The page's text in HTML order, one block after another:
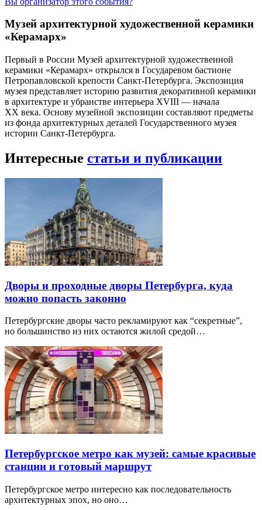
Музей архитектурной художественной керамики
«Керамарх»
Первый в России Музей архитектурной художественной
керамики «Керамарх» открылся в Государевом бастионе
Петропавловской крепости Санкт-Петербурга. Экспозиция
музея представляет историю развития декоративной керамики
в архитектуре и убранстве интерьера XVIII — начала
ХХ века. Основу музейной экспозиции составляют предметы
из фонда архитектурных деталей Государственного музея
истории Санкт-Петербурга.
Интересные статьи и публикации
Дворы и проходные дворы Петербурга, куда
можно попасть законно
Петербургские дворы часто рекламируют как “секретные”,
но большинство из них остаются жилой средой…
Петербургское метро как музей: самые красивые
станции и готовый маршрут
Петербургское метро интересно как последовательность
архитектурных эпох, но оно…